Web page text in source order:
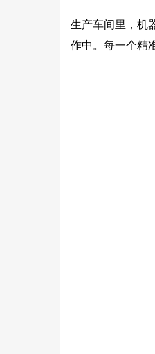
生产车间里，机
作中。每一个精